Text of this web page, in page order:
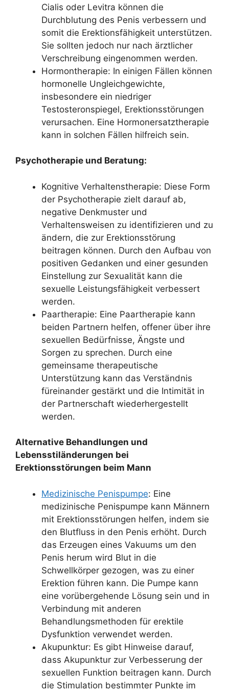
Cialis oder Levitra können die
Durchblutung des Penis verbessern und
somit die Erektionsfähigkeit unterstützen.
Sie sollten jedoch nur nach ärztlicher
Verschreibung eingenommen werden.
Hormontherapie: In einigen Fällen können
hormonelle Ungleichgewichte,
insbesondere ein niedriger
Testosteronspiegel, Erektionsstörungen
verursachen. Eine Hormonersatztherapie
kann in solchen Fällen hilfreich sein.
Psychotherapie und Beratung:
Kognitive Verhaltenstherapie: Diese Form
der Psychotherapie zielt darauf ab,
negative Denkmuster und
Verhaltensweisen zu identifizieren und zu
ändern, die zur Erektionsstörung
beitragen können. Durch den Aufbau von
positiven Gedanken und einer gesunden
Einstellung zur Sexualität kann die
sexuelle Leistungsfähigkeit verbessert
werden.
Paartherapie: Eine Paartherapie kann
beiden Partnern helfen, offener über ihre
sexuellen Bedürfnisse, Ängste und
Sorgen zu sprechen. Durch eine
gemeinsame therapeutische
Unterstützung kann das Verständnis
füreinander gestärkt und die Intimität in
der Partnerschaft wiederhergestellt
werden.
Alternative Behandlungen und
Lebensstiländerungen bei
Erektionsstörungen beim Mann
Medizinische Penispumpe: Eine
medizinische Penispumpe kann Männern
mit Erektionsstörungen helfen, indem sie
den Blutfluss in den Penis erhöht. Durch
das Erzeugen eines Vakuums um den
Penis herum wird Blut in die
Schwellkörper gezogen, was zu einer
Erektion führen kann. Die Pumpe kann
eine vorübergehende Lösung sein und in
Verbindung mit anderen
Behandlungsmethoden für erektile
Dysfunktion verwendet werden.
Akupunktur: Es gibt Hinweise darauf,
dass Akupunktur zur Verbesserung der
sexuellen Funktion beitragen kann. Durch
die Stimulation bestimmter Punkte im